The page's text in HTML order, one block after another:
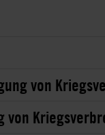
von